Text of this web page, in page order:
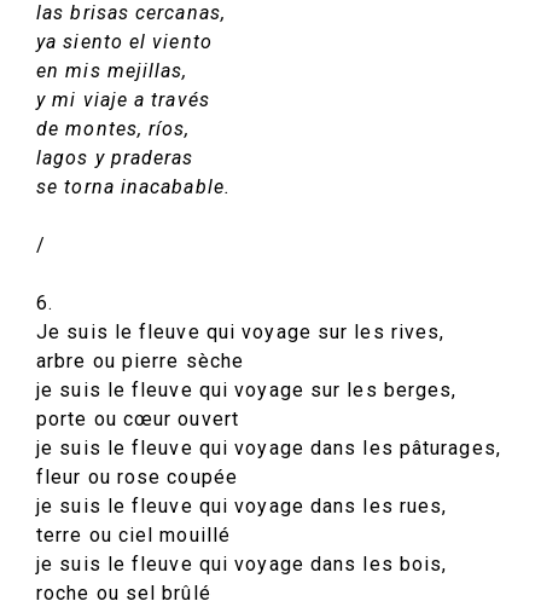
las brisas cercanas,
ya siento el viento
en mis mejillas,
y mi viaje a través
de montes, ríos,
lagos y praderas
se torna inacabable.
/
6.
Je suis le fleuve qui voyage sur les rives,
arbre ou pierre sèche
je suis le fleuve qui voyage sur les berges,
porte ou cœur ouvert
je suis le fleuve qui voyage dans les pâturages,
fleur ou rose coupée
je suis le fleuve qui voyage dans les rues,
terre ou ciel mouillé
je suis le fleuve qui voyage dans les bois,
roche ou sel brûlé